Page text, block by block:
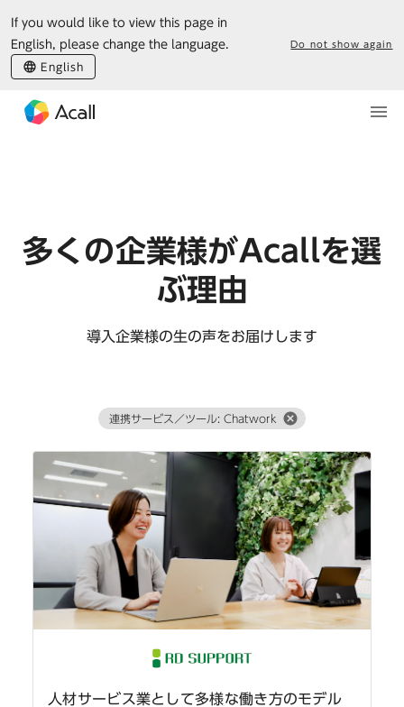
If you would like to view this page in
English, please change the language.
English
Do not show again
ホーム
多くの企業様がAcallを選
ぶ理由
導入企業様の生の声をお届けします
連携サービス／ツール: Chatwork
人材サービス業として多様な働き方のモデル